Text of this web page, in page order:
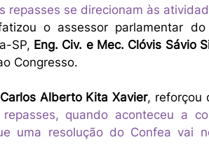
repasses se direcionam às
o assessor parlamentar
SP, Eng. Civ. e Mec. Clóvis Sávio
Congresso.
Alberto Kita Xavier, reforçou
quando aconteceu a
uma resolução do Confea vai